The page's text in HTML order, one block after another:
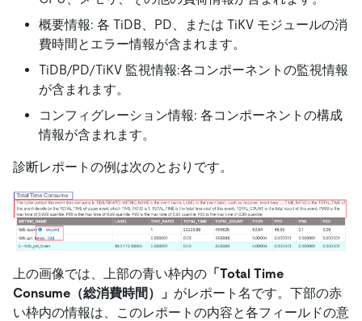
概要情報: 各 TiDB、PD、または TiKV モジュールの消
費時間とエラー情報が含まれます。
TiDB/PD/TiKV 監視情報:各コンポーネントの監視情報
が含まれます。
コンフィグレーション情報: 各コンポーネントの構成
情報が含まれます。
診断レポートの例は次のとおりです。
上の画像では、上部の青い枠内の 「Total Time
Consume（総消費時間）」 がレポート名です。下部の赤
い枠内の情報は、このレポートの内容と各フィールドの意